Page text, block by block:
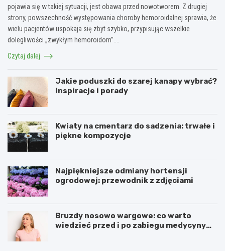
pojawia się w takiej sytuacji, jest obawa przed nowotworem. Z drugiej
strony, powszechność występowania choroby hemoroidalnej sprawia, że
wielu pacjentów uspokaja się zbyt szybko, przypisując wszelkie
dolegliwości „zwykłym hemoroidom”.…
Czytaj dalej
Jakie poduszki do szarej kanapy wybrać?
Inspiracje i porady
Kwiaty na cmentarz do sadzenia: trwałe i
piękne kompozycje
Najpiękniejsze odmiany hortensji
ogrodowej: przewodnik z zdjęciami
Bruzdy nosowo wargowe: co warto
wiedzieć przed i po zabiegu medycyny